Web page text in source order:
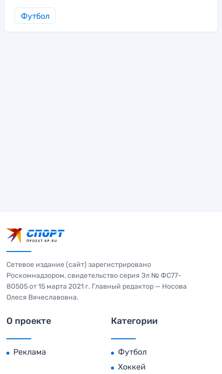
Футбол
Сетевое издание (сайт) зарегистрировано
Роскомнадзором, свидетельство серия Эл № ФС77-
80505 от 15 марта 2021 г. Главный редактор — Носова
Олеся Вячеславовна.
О проекте
Реклама
Категории
Футбол
Хоккей